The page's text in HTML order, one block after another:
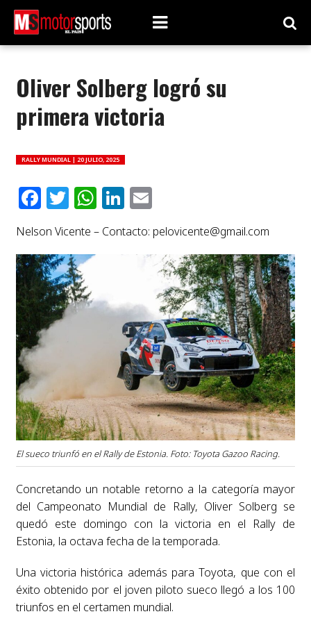
Oliver Solberg logró su
primera victoria
RALLY MUNDIAL | 20 JULIO, 2025
Facebook
Twitter
WhatsApp
LinkedIn
Email
Nelson Vicente – Contacto: pelovicente@gmail.com
El sueco triunfó en el Rally de Estonia. Foto: Toyota Gazoo Racing.
Concretando un notable retorno a la categoría mayor
del Campeonato Mundial de Rally, Oliver Solberg se
quedó este domingo con la victoria en el Rally de
Estonia, la octava fecha de la temporada.
Una victoria histórica además para Toyota, que con el
éxito obtenido por el joven piloto sueco llegó a los 100
triunfos en el certamen mundial.